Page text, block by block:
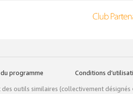
programme Conditions
des outils similaires (collectivement